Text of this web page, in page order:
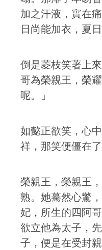
加之汗液，實在
日尚能加衣，夏
倒是菱枝笑著上
哥為榮親王，榮
呢。」
如懿正欲笑，心
祥，那笑便僵在了
榮親王，榮親王
熟。她驀然心驚
妃，所生的四阿
欲立他為太子，
子，便是在受封